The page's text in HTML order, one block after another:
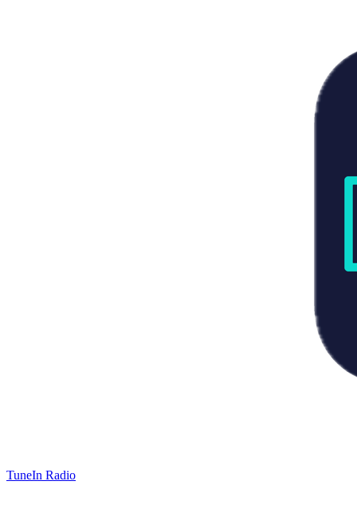
TuneIn Radio